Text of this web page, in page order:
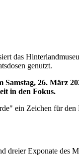
das
genutzt.
26. März
in den Fokus.
ein Zeichen für
dreier Exponate des